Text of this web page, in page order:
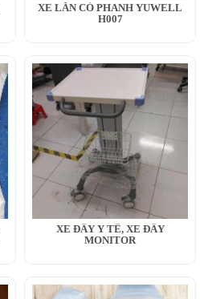
XE LĂN CÓ PHANH YUWELL
H007
XE ĐẨY Y TẾ, XE ĐẨY
MONITOR